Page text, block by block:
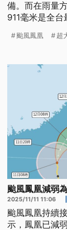
備。而在雨量
911毫米是全
意局部豪雨或
颱風鳳凰 超
颱風鳳凰減弱
2025/11/11 11:06
颱風鳳凰持續
示，鳳凰已減